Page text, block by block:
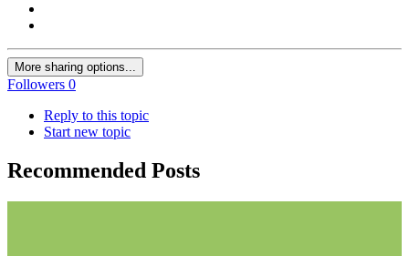
More sharing options...
Followers 0
Reply to this topic
Start new topic
Recommended Posts